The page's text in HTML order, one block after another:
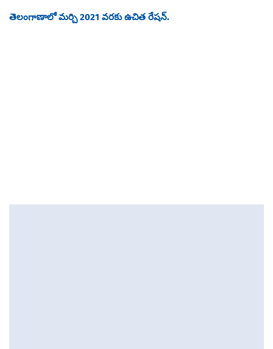
తెలంగాణాలో మర్చి 2021 వరకు ఉచిత రేషన్.